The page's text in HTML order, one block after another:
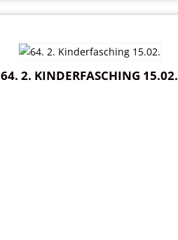
64. 2. KINDERFASCHING 15.02.